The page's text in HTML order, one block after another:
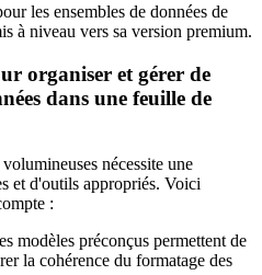
les ensembles de données de
à niveau vers sa version premium.
organiser et gérer de
dans une feuille de
nécessite une
et d'outils appropriés. Voici
:
modèles préconçus permettent de
la cohérence du formatage des